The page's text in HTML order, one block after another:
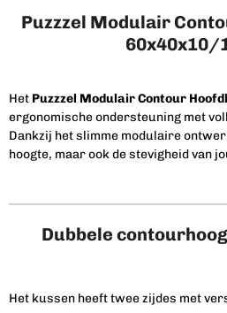
Puzzzel Modulair
60x40x10/
Het Puzzzel Modulair Contour
ergonomische ondersteuning met
Dankzij het slimme modulaire
hoogte, maar ook de stevigheid van
Dubbele
Het kussen heeft twee zijdes met